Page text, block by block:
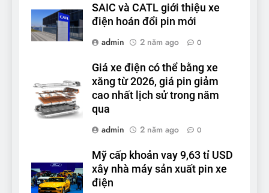
SAIC và CATL giới thiệu xe
điện hoán đổi pin mới
admin
2 năm ago 0
Giá xe điện có thể bằng xe
xăng từ 2026, giá pin giảm
cao nhất lịch sử trong năm
qua
admin
2 năm ago 0
Mỹ cấp khoản vay 9,63 tỉ USD
xây nhà máy sản xuất pin xe
điện